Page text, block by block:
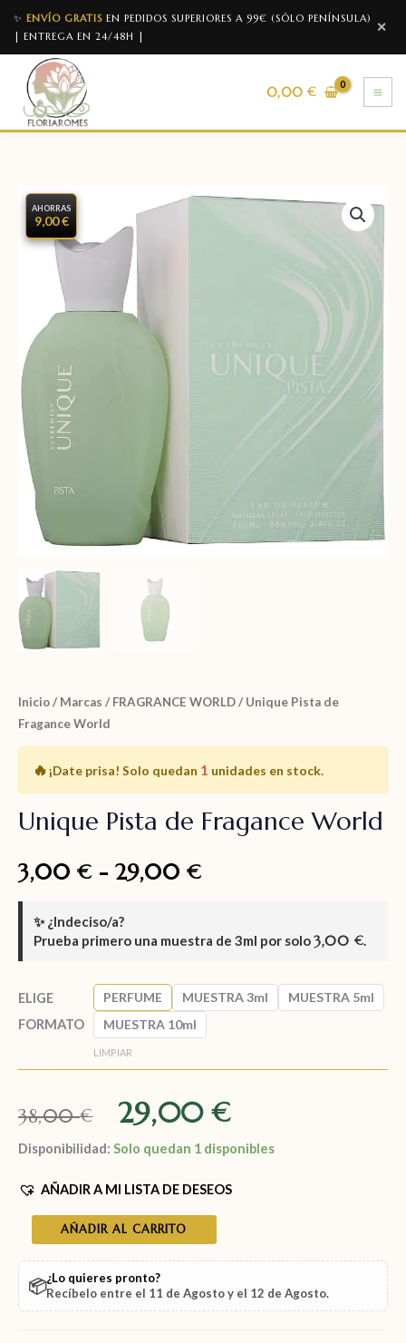
✨ ENVÍO GRATIS EN PEDIDOS SUPERIORES A 99€ (SÓLO PENÍNSULA)
| ENTREGA EN 24/48H |
✕
0,00€
AHORRAS
9,00 €
Inicio/ Marcas / FRAGRANCE WORLD/ Unique Pista de
Fragance World
🔥¡Date prisa! Solo quedan 1 unidades en stock.
Unique Pista de Fragance World
3,00 € - 29,00 €
✨¿Indeciso/a?
Prueba primero una muestra de 3ml por solo3,00 €.
ELIGE
FORMATO
PERFUME MUESTRA 3ml
MUESTRA 5ml
MUESTRA 10ml
LIMPIAR
38,00€ 29,00€
Disponibilidad: Solo quedan 1 disponibles
AÑADIR A MI LISTA DE DESEOS
AÑADIR AL CARRITO
📦¿Lo quieres pronto?
Recíbelo entre el 11 de Agostoy el 12 de Agosto.